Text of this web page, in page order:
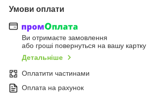
Умови оплати
Ви отримаєте замовлення
або гроші повернуться на вашу картку
Детальніше
Оплатити частинами
Оплата на рахунок